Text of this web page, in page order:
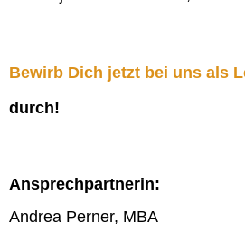
Bewirb Dich jetzt bei uns als
durch!
Ansprechpartnerin:
Andrea Perner, MBA